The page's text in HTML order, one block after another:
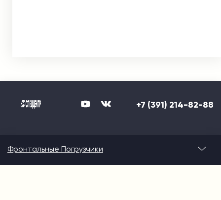
+7 (391) 214-82-88
Фронтальные Погрузчики